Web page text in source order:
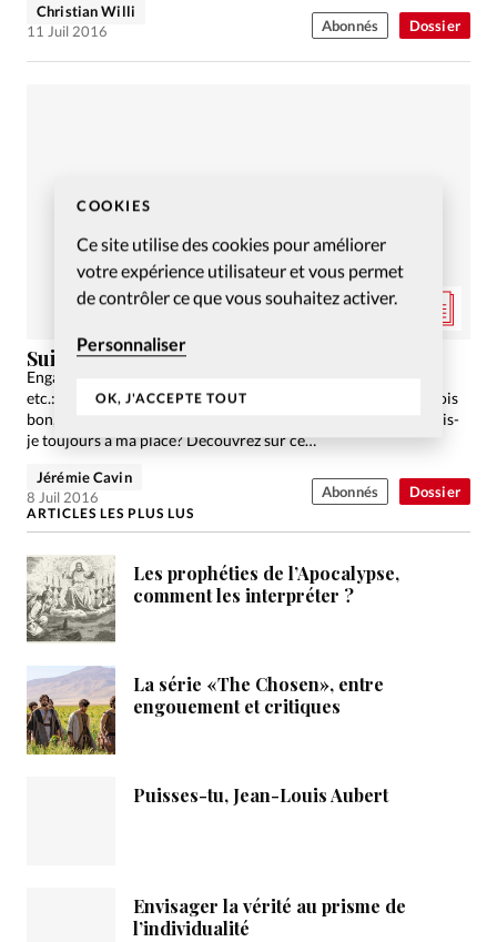
COOKIES
Ce site utilise des cookies pour améliorer
votre expérience utilisateur et vous permet
de contrôler ce que vous souhaitez activer.
Personnaliser
OK, J'ACCEPTE TOUT
Dossier
Christian Willi
11 Juil 2016
Abonnés
Dossier
Suis-je encore à ma place?
Engagements professionnels, ecclésiaux, associatifs, sportifs,
etc.: nous sommes actifs sur plusieurs fronts. Mais il est parfois
bon, en particulier pour le chrétien, de faire un petit bilan: suis-
je toujours à ma place? Découvrez sur ce…
Jérémie Cavin
8 Juil 2016
Abonnés
ARTICLES LES PLUS LUS
Les prophéties de l’Apocalypse,
comment les interpréter ?
La série «The Chosen», entre
engouement et critiques
Puisses-tu, Jean-Louis Aubert
Envisager la vérité au prisme de
l’individualité